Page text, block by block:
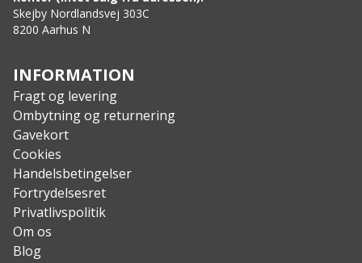
perfekt til værdigenstande
Elastisk tilpassede ærmer
Inklusiv kompressionspose
Specs:
Komforttemperatur: -30°C
Isolering: G-LOFT®, krop 220g/m², arme145g/m²,
100% polyester
Ydermateriale: Gore Windstopper®,100%
polyamide, ePTFE membran
Indermateriale: 100% polyamide
Pakstørrelse: 16×26 cm
Vægt: 1.400g (størrelse M)
Skejby Nordlandsvej 303C
8200 Aarhus N
INFORMATION
Fragt og levering
Ombytning og returnering
Gavekort
Cookies
Handelsbetingelser
Fortrydelsesret
Privatlivspolitik
Om os
Blog